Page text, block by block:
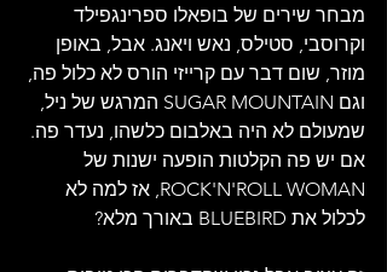
מבחר שירים של בופאלו ספרינגפילד
וקרוסבי, סטילס, נאש ויאנג. אבל, באופן
מוזר, שום דבר עם קרייזי הורס לא כלול פה,
וגם SUGAR MOUNTAIN המרגש של ניל,
שמעולם לא היה באלבום כלשהו, נעדר פה.
אם יש פה הקלטות הופעה ישנות של
ROCK'N'ROLL WOMAN, אז למה לא
לכלול את BLUEBIRD באורך מלא?